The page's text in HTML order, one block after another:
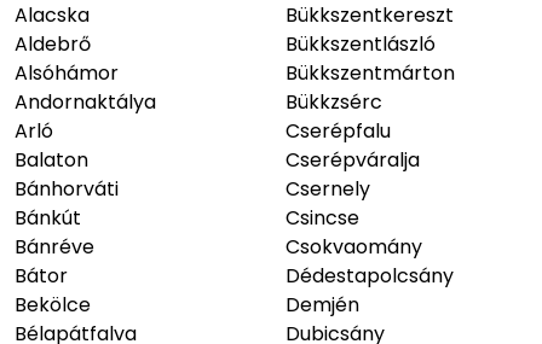
Alacska
Aldebrő
Alsóhámor
Andornaktálya
Arló
Balaton
Bánhorváti
Bánkút
Bánréve
Bátor
Bekölce
Bélapátfalva
Bükkszentkereszt
Bükkszentlászló
Bükkszentmárton
Bükkzsérc
Cserépfalu
Cserépváralja
Csernely
Csincse
Csokvaomány
Dédestapolcsány
Demjén
Dubicsány